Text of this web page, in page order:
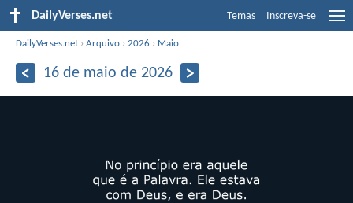
DailyVerses.net Temas Inscreva-se
DailyVerses.net ›Arquivo ›2026 › Maio
16 de maio de 2026